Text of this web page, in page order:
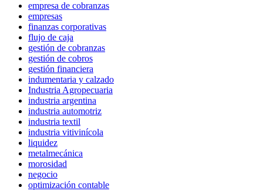
empresa de cobranzas
empresas
finanzas corporativas
flujo de caja
gestión de cobranzas
gestión de cobros
gestión financiera
indumentaria y calzado
Industria Agropecuaria
industria argentina
industria automotriz
industria textil
industria vitivinícola
liquidez
metalmecánica
morosidad
negocio
optimización contable